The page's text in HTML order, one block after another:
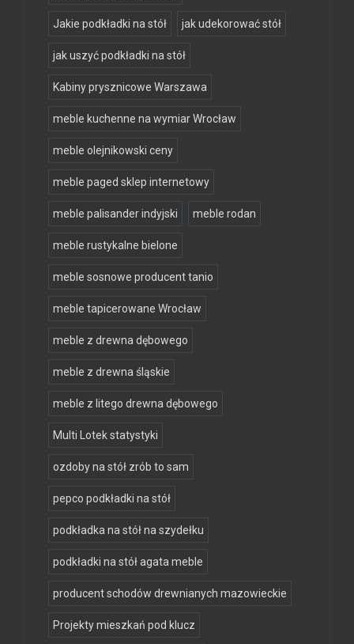
Jakie podkładki na stół jak udekorować stół
jak uszyć podkładki na stół
Kabiny prysznicowe Warszawa
meble kuchenne na wymiar Wrocław
meble olejnikowski ceny
meble paged sklep internetowy
meble palisander indyjski meble rodan
meble rustykalne bielone
meble sosnowe producent tanio
meble tapicerowane Wrocław
meble z drewna dębowego
meble z drewna śląskie
meble z litego drewna dębowego
Multi Lotek statystyki
ozdoby na stół zrób to sam
pepco podkładki na stół
podkładka na stół na szydełku
podkładki na stół agata meble
producent schodów drewnianych mazowieckie
Projekty mieszkań pod klucz